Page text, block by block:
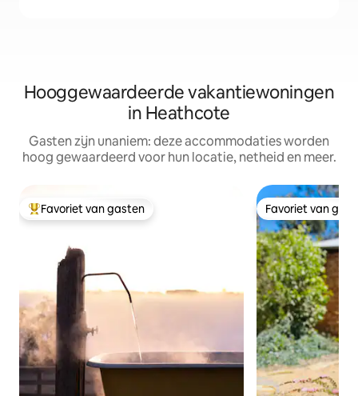
Hooggewaardeerde vakantiewoningen
in Heathcote
Gasten zijn unaniem: deze accommodaties worden
hoog gewaardeerd voor hun locatie, netheid en meer.
Topfavoriet van gasten
Favoriet van gasten Favoriet van
Favoriet van